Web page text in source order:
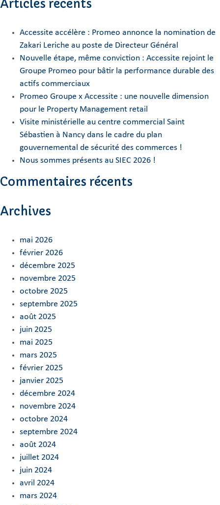
Articles récents
Accessite accélère : Promeo annonce la nomination de
Zakari Leriche au poste de Directeur Général
Nouvelle étape, même conviction : Accessite rejoint le
Groupe Promeo pour bâtir la performance durable des
actifs commerciaux
Promeo Groupe x Accessite : une nouvelle dimension
pour le Property Management retail
Visite ministérielle au centre commercial Saint
Sébastien à Nancy dans le cadre du plan
gouvernemental de sécurité des commerces !
Nous sommes présents au SIEC 2026 !
Commentaires récents
Archives
mai 2026
février 2026
décembre 2025
novembre 2025
octobre 2025
septembre 2025
août 2025
juin 2025
mai 2025
mars 2025
février 2025
janvier 2025
décembre 2024
novembre 2024
octobre 2024
septembre 2024
août 2024
juillet 2024
juin 2024
avril 2024
mars 2024